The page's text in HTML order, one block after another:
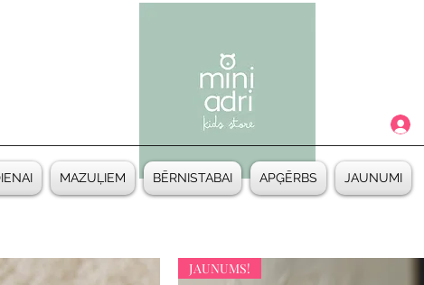
MAZUĻIEM BĒRNISTABAI APĢĒRBS JAUNUMI
JAUNUMS!